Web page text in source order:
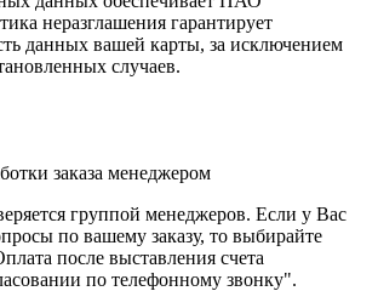
неразглашения гарантирует
данных вашей карты, за исключением
случаев.
заказа менеджером
группой менеджеров. Если у Вас
по вашему заказу, то выбирайте
после выставления счета
по телефонному звонку".